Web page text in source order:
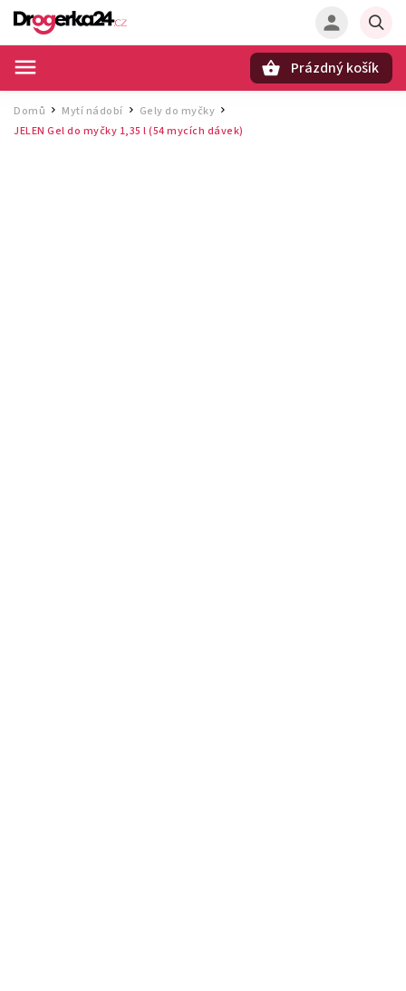
Prázdný košík
Domů / Mytí nádobí Gely do myčky /
JELEN Gel do myčky 1,35 l (54 mycích dávek)